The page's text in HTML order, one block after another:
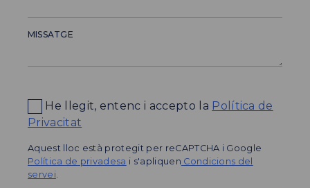
MISSATGE
He llegit, entenc i accepto la Política de
Privacitat
Aquest lloc està protegit per reCAPTCHA i Google
Política de privadesa i s'apliquen Condicions del
servei